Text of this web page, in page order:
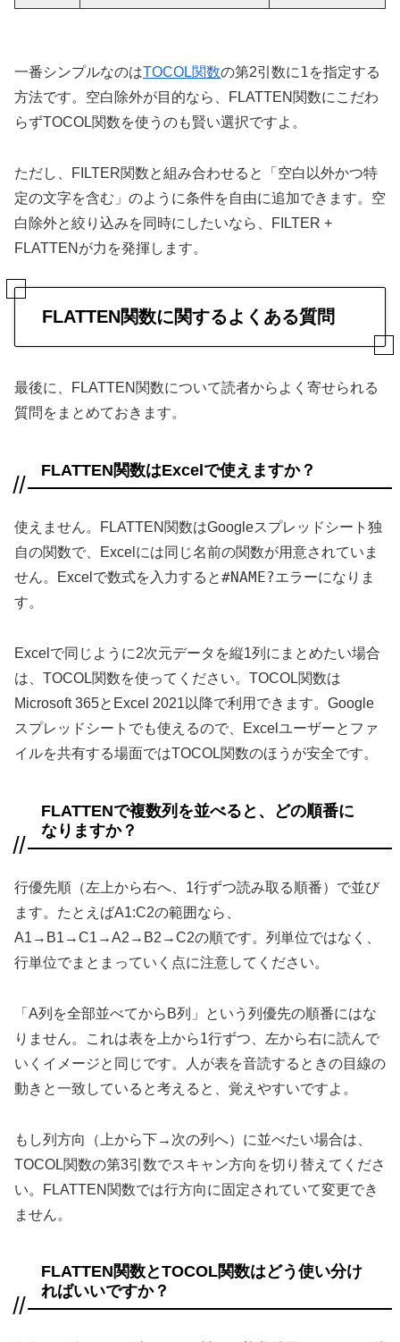
一番シンプルなのはTOCOL関数の第2引数に 1を指定する
方法です。空白除外が目的なら、FLATTEN関数にこだわ
らずTOCOL関数を使うのも賢い選択ですよ。
ただし、FILTER関数と組み合わせると「空白以外かつ特
定の文字を含む」のように条件を自由に追加できます。空
白除外と絞り込みを同時にしたいなら、FILTER +
FLATTENが力を発揮します。
FLATTEN関数に関するよくある質問
最後に、FLATTEN関数について読者からよく寄せられる
質問をまとめておきます。
FLATTEN関数はExcelで使えますか？
使えません。FLATTEN関数はGoogleスプレッドシート独
自の関数で、Excelには同じ名前の関数が用意されていま
せん。Excelで数式を入力すると#NAME?エラーになりま
す。
Excelで同じように2次元データを縦1列にまとめたい場合
は、TOCOL関数を使ってください。TOCOL関数は
Microsoft 365とExcel 2021以降で利用できます。Google
スプレッドシートでも使えるので、Excelユーザーとファ
イルを共有する場面ではTOCOL関数のほうが安全です。
FLATTENで複数列を並べると、どの順番に
なりますか？
行優先順（左上から右へ、1行ずつ読み取る順番）で並び
ます。たとえばA1:C2の範囲なら、
A1→B1→C1→A2→B2→C2の順です。列単位ではなく、
行単位でまとまっていく点に注意してください。
「A列を全部並べてからB列」という列優先の順番にはな
りません。これは表を上から1行ずつ、左から右に読んで
いくイメージと同じです。人が表を音読するときの目線の
動きと一致していると考えると、覚えやすいですよ。
もし列方向（上から下→次の列へ）に並べたい場合は、
TOCOL関数の第3引数でスキャン方向を切り替えてくださ
い。FLATTEN関数では行方向に固定されていて変更でき
ません。
FLATTEN関数とTOCOL関数はどう使い分け
ればいいですか？